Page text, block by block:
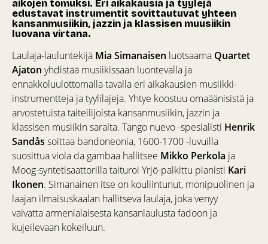
aikojen tomuksi. Eri aikakausia ja tyylejä
edustavat instrumentit sovittautuvat yhteen
kansanmusiikin, jazzin ja klassisen muusiikin
luovana virtana.
Laulaja-lauluntekijä Mia Simanaisen luotsaama Quartet
Ajaton yhdistää musiikissaan luontevalla ja
ennakkoluulottomalla tavalla eri aikakausien musiikki-
instrumentteja ja tyylilajeja. Yhtye koostuu omaäänisistä ja
arvostetuista taiteilijoista kansanmusiikin, jazzin ja
klassisen musiikin saralta. Tango nuevo -spesialisti Henrik
Sandås soittaa bandoneonia, 1600-1700 -luvuilla
suosittua viola da gambaa hallitsee Mikko Perkola ja
Moog-syntetisaattorilla taituroi Yrjö-palkittu pianisti Kari
Ikonen. Simanainen itse on kouliintunut, monipuolinen ja
laajan ilmaisuskaalan hallitseva laulaja, joka venyy
vaivatta armenialaisesta kansanlaulusta fadoon ja
kujeilevaan kokeiluun.